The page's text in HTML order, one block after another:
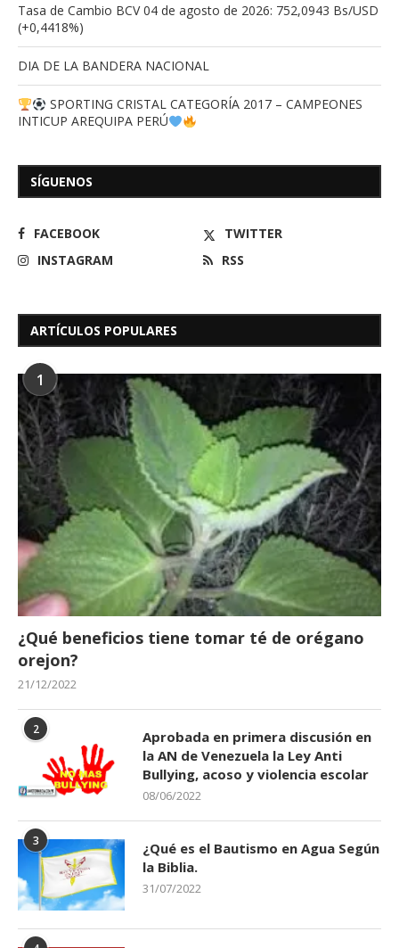
Tasa de Cambio BCV 04 de agosto de 2026: 752,0943 Bs/USD
(+0,4418%)
DIA DE LA BANDERA NACIONAL
SPORTING CRISTAL CATEGORÍA 2017 – CAMPEONES
INTICUP AREQUIPA PERÚ
SÍGUENOS
FACEBOOK
TWITTER
INSTAGRAM
RSS
ARTÍCULOS POPULARES
1
¿Qué beneficios tiene tomar té de orégano
orejon?
21/12/2022
2
Aprobada en primera discusión en
la AN de Venezuela la Ley Anti
Bullying, acoso y violencia escolar
08/06/2022
3
¿Qué es el Bautismo en Agua Según
la Biblia.
31/07/2022